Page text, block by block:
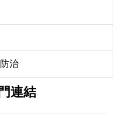
治
連結